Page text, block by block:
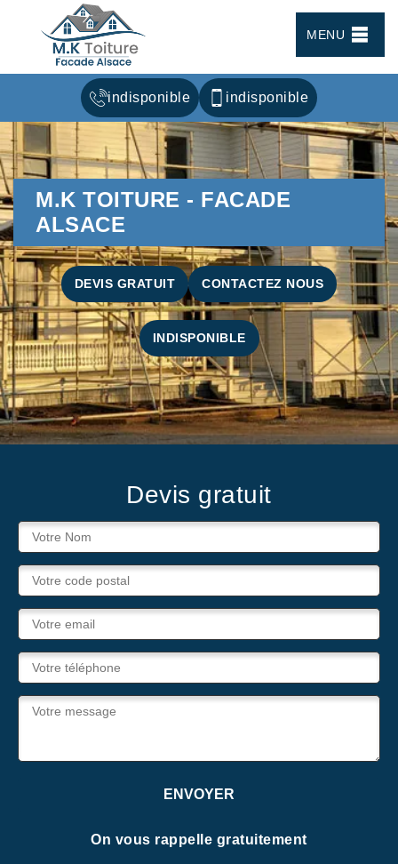
MENU
indisponible indisponible
M.K TOITURE - FACADE
ALSACE
DEVIS GRATUIT CONTACTEZ NOUS
INDISPONIBLE
Devis gratuit
On vous rappelle gratuitement